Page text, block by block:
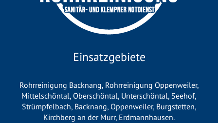
Einsatzgebiete
Rohrreinigung Backnang, Rohrreinigung Oppenweiler,
Mittelschöntal, Oberschöntal, Unterschöntal, Seehof,
Strümpfelbach, Backnang, Oppenweiler, Burgstetten,
Kirchberg an der Murr, Erdmannhausen.